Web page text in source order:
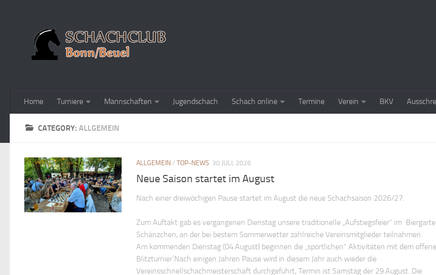
Home Turniere Mannschaften Jugendschach Schach online Termine Verein BKV
CATEGORY: ALLGEMEIN
ALLGEMEIN/ TOP-NEWS 30 JULI, 2026
Neue Saison startet im August
Nach einer dreiwöchigen Pause startet im August die neue Schachsaison 2026/27.
Zum Auftakt gab es vergangenen Dienstag unsere traditionelle „Aufstiegsfeier“ im
Schänzchen, an der bei bestem Sommerwetter zahlreiche Vereinsmitglieder teilnahmen.
Am kommenden Dienstag (04.August) beginnen die „sportlichen“ Aktivitäten mit dem
Blitzturnier´Nach einigen Jahren Pause wird in diesem Jahr auch wieder die
Vereinsschnellschachmeisterschaft durchgeführt, Termin ist Samstag der 29.August. Die